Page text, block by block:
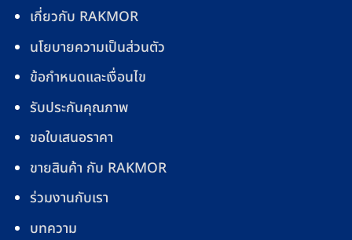
เกี่ยวกับ RAKMOR
นโยบายความเป็นส่วนตัว
ข้อกำหนดและเงื่อนไข
รับประกันคุณภาพ
ขอใบเสนอราคา
ขายสินค้า กับ RAKMOR
ร่วมงานกับเรา
บทความ